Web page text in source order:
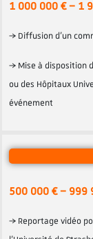
1 000 000 € – 1
→ Diffusion d’un
→ Mise à disposition
ou des Hôpitaux
événement
500 000 € – 999
→ Reportage vidéo